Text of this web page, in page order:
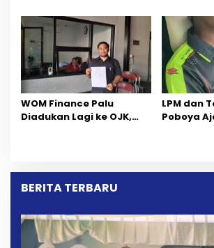
Percepatan Pemulihan
Wilayah
CPM
‎WOM Finance Palu
Diadukan Lagi ke OJK,
Dipersoalkan ‎
LPM dan
Poboya
BERITA TERBARU